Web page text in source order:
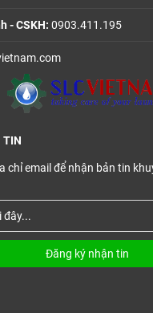
- CSKH: 0903.411.195
TIN
chỉ email để nhận bản tin
Đăng ký nhận tin